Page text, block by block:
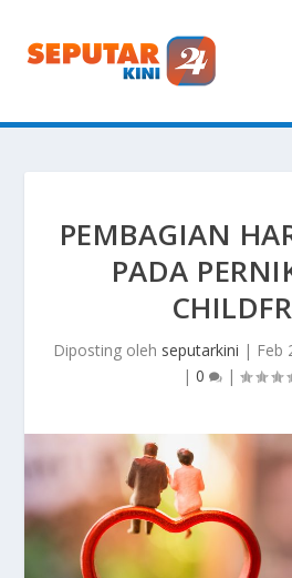
PEMBAGIAN
PADA
Diposting oleh seputarkini | Feb
| 0 |